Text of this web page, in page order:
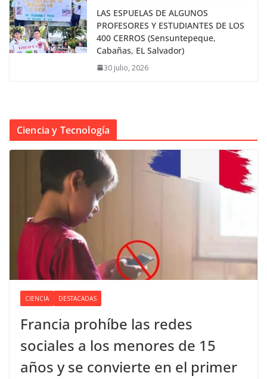
LAS ESPUELAS DE ALGUNOS
PROFESORES Y ESTUDIANTES DE LOS
400 CERROS (Sensuntepeque,
Cabañas, EL Salvador)
30 julio, 2026
Ciencia y Tecnología
CIENCIA DESTACADAS
Francia prohíbe las redes
sociales a los menores de 15
años y se convierte en el primer